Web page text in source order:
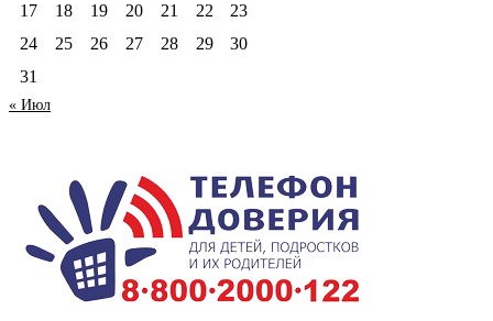
17
18 19 20 21 22
23
24
25 26 27 28 29
30
31
« Июл